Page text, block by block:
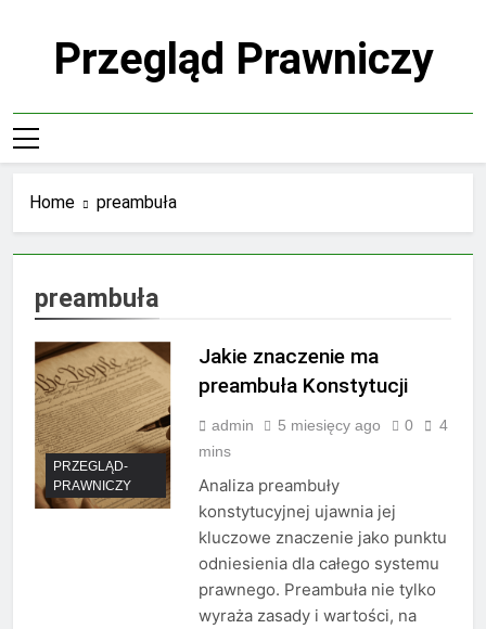
Przegląd Prawniczy
Home preambuła
preambuła
PRZEGLĄD-
PRAWNICZY
Jakie znaczenie ma
preambuła Konstytucji
admin 5 miesięcy ago 0
4
mins
Analiza preambuły
konstytucyjnej ujawnia jej
kluczowe znaczenie jako punktu
odniesienia dla całego systemu
prawnego. Preambuła nie tylko
wyraża zasady i wartości, na